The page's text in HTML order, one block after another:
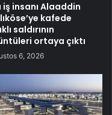
iş insanı Alaaddin
kafede
saldırının
ortaya çıktı
6, 2026